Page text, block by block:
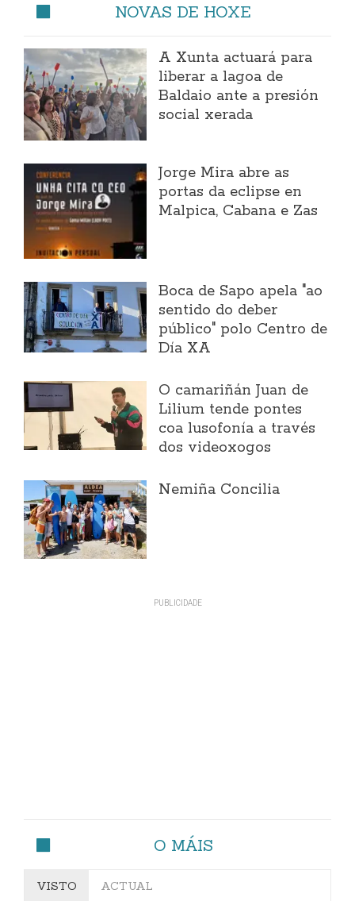
NOVAS DE HOXE
A Xunta actuará para
liberar a lagoa de
Baldaio ante a presión
social xerada
Jorge Mira abre as
portas da eclipse en
Malpica, Cabana e Zas
Boca de Sapo apela "ao
sentido do deber
público" polo Centro de
Día XA
O camariñán Juan de
Lilium tende pontes
coa lusofonía a través
dos videoxogos
Nemiña Concilia
O MÁIS
VISTO ACTUAL